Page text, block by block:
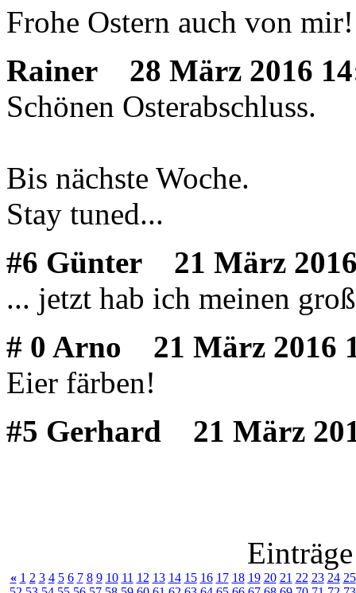
Frohe Ostern auch von
Rainer
28 März 2016
Schönen Osterabschluss.
Bis nächste Woche.
Stay tuned...
#6 Günter
21 März
... jetzt hab ich meinen
# 0 Arno
21 März 2016
Eier färben!
#5 Gerhard
21 März
« 1 2 3 4 5 6 7 8 9 10 11 12 13 14 15 16 17 18 19 20 21 22 23 24 25